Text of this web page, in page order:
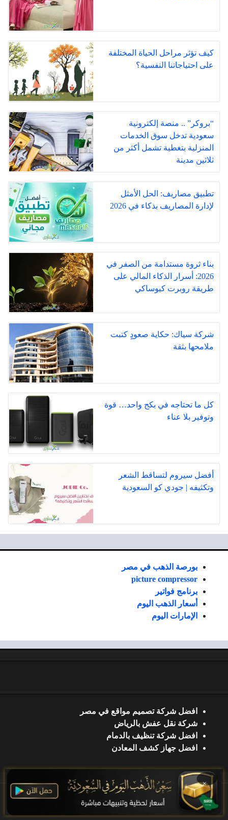
كيف تؤثر مراحل الحياة المختلفة
على احتياجاتنا النفسية؟
“بروكر” .. منصة إلكترونية
سعودية تدخل سوق الخدمات
المنزلية بتغطية تشمل أكثر من
ثلاثين مدينة
تطبيق مصاريف: الحل الأمثل
لإدارة المصاريف بذكاء في 2026
بناء ثروة مستدامة من الصفر في
2026: أسرار الذكاء المالي على
طريقة روبرت كيوساكي
شركة سياك: حكاية صعودٍ كتبت
ملامحها بثقة
كل ما تحتاجه في بكج واحد… قوة
وتوفير بلا عناء
أفضل سيروم لتساقط الشعر
وتكثيفه | جودي كو السعودية
بورصة الذهب في مصر
picture compressor
برنامج فواتير
أسعار الذهب اليوم
الإمارات اليوم
افضل شركة تصميم مواقع في مصر
شركة نقل عفش بالرياض
افضل شركة تنظيف بالدمام
افضل جهاز كشف المعادن
جميع الحقوق محفوظة
×